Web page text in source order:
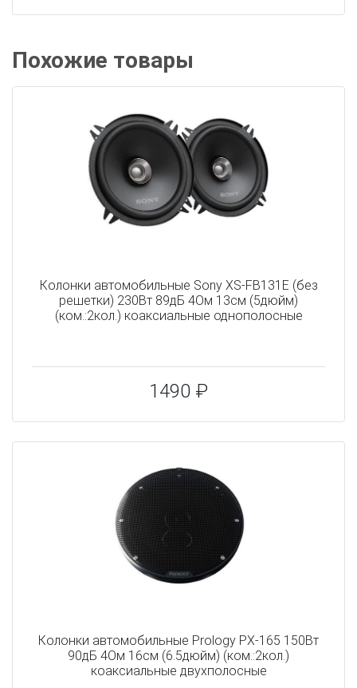
Похожие товары
Колонки автомобильные Sony XS-FB131E (без
решетки) 230Вт 89дБ 4Ом 13см (5дюйм)
(ком.:2кол.) коаксиальные однополосные
1490 ₽
Колонки автомобильные Prology PX-165 150Вт
90дБ 4Ом 16см (6.5дюйм) (ком.:2кол.)
коаксиальные двухполосные